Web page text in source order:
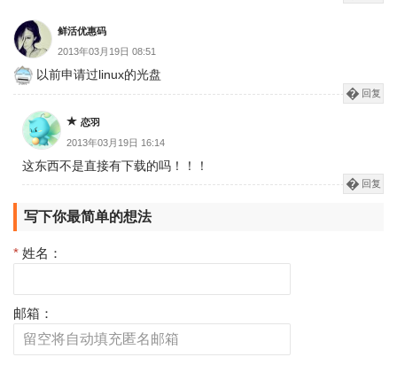
鲜活优惠码
2013年03月19日 08:51
以前申请过linux的光盘
回复
恋羽
2013年03月19日 16:14
这东西不是直接有下载的吗！！！
回复
写下你最简单的想法
* 姓名：
邮箱：